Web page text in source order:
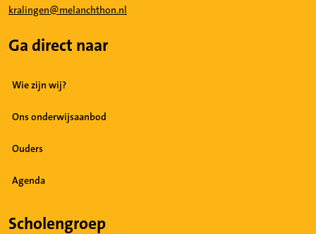
kralingen@melanchthon.nl
Ga direct naar
Wie zijn wij?
Ons onderwijsaanbod
Ouders
Agenda
Scholengroep